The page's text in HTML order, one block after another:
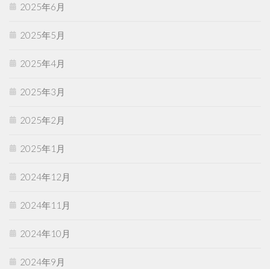
2025年6月
2025年5月
2025年4月
2025年3月
2025年2月
2025年1月
2024年12月
2024年11月
2024年10月
2024年9月